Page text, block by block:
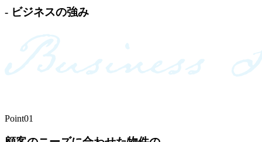
- ビジネスの強み
Point01